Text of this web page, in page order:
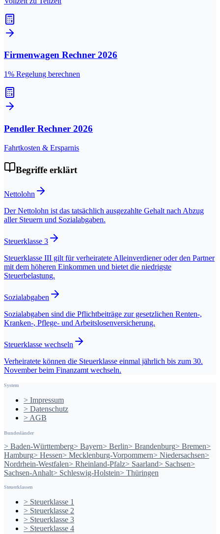
Firmenwagen Rechner 2026
1% Regelung berechnen
Pendler Rechner 2026
Fahrtkosten & Ersparnis
Begriffe erklärt
Nettolohn
Der Nettolohn ist das tatsächlich ausgezahlte Gehalt nach Abzug
aller Steuern und Sozialabgaben.
Steuerklasse 3
Steuerklasse III gilt für verheiratete Alleinverdiener oder den Partner
mit dem höheren Einkommen und bietet die niedrigste
Steuerbelastung.
Sozialabgaben
Sozialabgaben sind die Pflichtbeiträge zur gesetzlichen Renten-,
Kranken-, Pflege- und Arbeitslosenversicherung.
Steuerklasse wechseln
Verheiratete können die Steuerklasse einmal jährlich bis zum 30.
November beim Finanzamt wechseln.
System
> Impressum
> Datenschutz
> AGB
Bundesländer
> Baden-Württemberg> Bayern> Berlin> Brandenburg> Bremen>
Hamburg> Hessen> Mecklenburg-Vorpommern> Niedersachsen>
Nordrhein-Westfalen> Rheinland-Pfalz> Saarland> Sachsen>
Sachsen-Anhalt> Schleswig-Holstein> Thüringen
Steuerklassen
> Steuerklasse 1
> Steuerklasse 2
> Steuerklasse 3
> Steuerklasse 4